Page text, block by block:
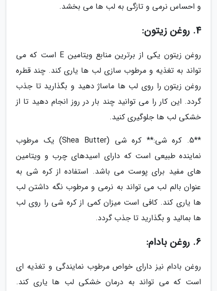
و احساس نرمی و تازگی به لب ها می بخشد.
4. روغن زیتون:
روغن زیتون یکی از برترین منابع ویتامین E است که می
تواند به تغذیه و مرطوب سازی لب ها یاری کند. چند قطره
روغن زیتون را روی لب ها ماساژ دهید و بگذارید تا جذب
گردد. این کار را می توانید چند بار در روز انجام دهید تا از
خشکی لب ها جلوگیری کنید.
**5. کره شی:** کره شی (Shea Butter) یک مرطوب
نماینده طبیعی است که دارای اسیدهای چرب و ویتامین
های مفید برای پوست می باشد. استفاده از کره شی به
عنوان بالم لب می تواند به نرمی و مرطوب نگه داشتن لب
ها یاری کند. کافی است میزان کمی از کره شی را روی لب
ها بمالید و بگذارید تا جذب گردد.
6. روغن بادام:
روغن بادام نیز دارای خواص مرطوب نمایندگی و تغذیه ای
است که می تواند به درمان خشکی لب ها یاری کند.